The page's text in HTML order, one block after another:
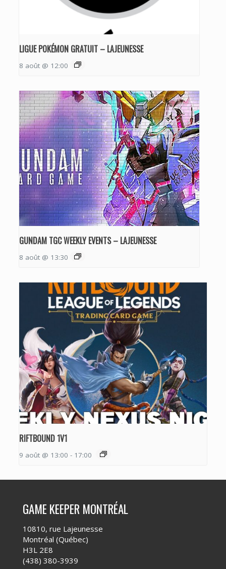
LIGUE POKÉMON GRATUIT – LAJEUNESSE
8 août @ 12:00
GUNDAM TGC WEEKLY EVENTS – LAJEUNESSE
8 août @ 13:30
RIFTBOUND 1V1
9 août @ 13:00 - 17:00
GAME KEEPER MONTRÉAL
10810, rue Lajeunesse
Montréal (Québec)
H3L 2E8
(438) 380-3939